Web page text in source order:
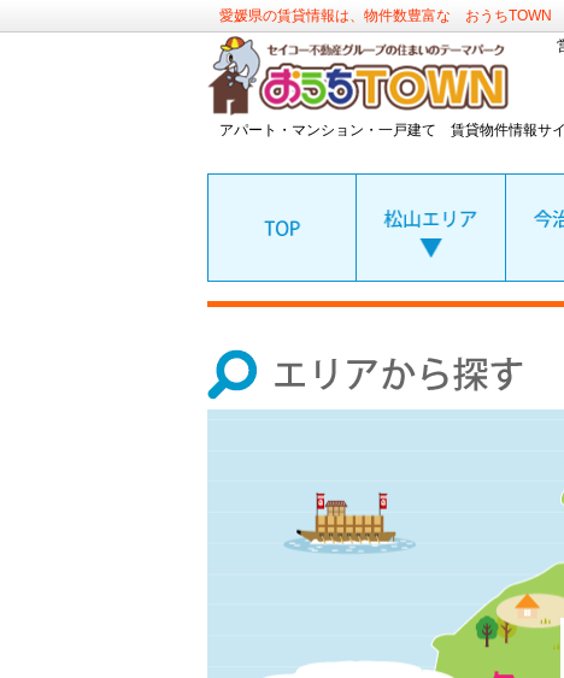
愛媛県の賃貸情報は、物件数豊富な おうちTOWN
アパート・マンション・一戸建て 賃貸物件情報サ